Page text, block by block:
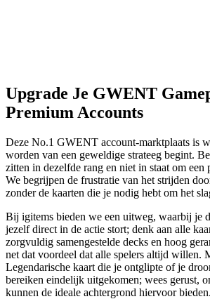
Upgrade Je GWENT
Premium Accounts
Deze No.1 GWENT account-marktplaats is
worden van een geweldige strateeg begint.
zitten in dezelfde rang en niet in staat om een
We begrijpen de frustratie van het strijden
zonder de kaarten die je nodig hebt om het
Bij igitems bieden we een uitweg, waarbij je
jezelf direct in de actie stort; denk aan alle
zorgvuldig samengestelde decks en hoog
net dat voordeel dat alle spelers altijd willen.
Legendarische kaart die je ontglipte of je
bereiken eindelijk uitgekomen; wees gerust,
kunnen de ideale achtergrond hiervoor bieden.